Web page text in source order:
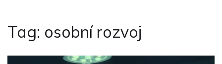
Tag: osobní rozvoj